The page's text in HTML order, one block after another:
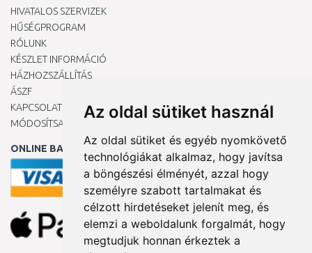
Az oldal sütiket használ
Az oldal sütiket és egyéb nyomkövető
technológiákat alkalmaz, hogy javítsa
a böngészési élményét, azzal hogy
személyre szabott tartalmakat és
célzott hirdetéseket jelenít meg, és
elemzi a weboldalunk forgalmát, hogy
megtudjuk honnan érkeztek a
HIVATALOS SZERVIZEK
HŰSÉGPROGRAM
RÓLUNK
KÉSZLET INFORMÁCIÓ
HÁZHOZSZÁLLÍTÁS
ÁSZF
KAPCSOLAT
MÓDOSÍTSA A COOKIE-BEÁLLÍTÁSAIMAT
ONLINE BANKKÁRTYÁVAL